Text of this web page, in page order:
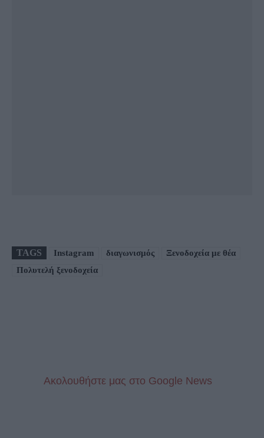
TAGS Instagram διαγωνισμός
Ξενοδοχεία με θέα
Πολυτελή ξενοδοχεία
Aκολουθήστε μας στo Google News